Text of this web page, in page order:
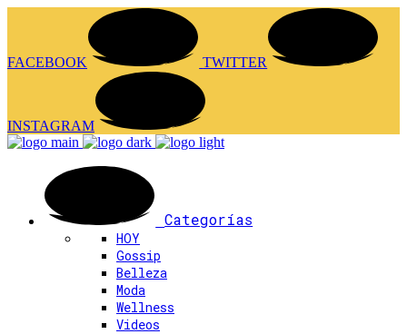
FACEBOOK TWITTER
INSTAGRAM
Categorías
HOY
Gossip
Belleza
Moda
Wellness
Videos